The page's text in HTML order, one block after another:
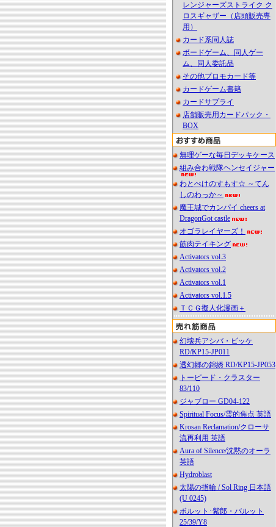
レンジャーズストライク ク
ロスギャザー（店頭販売専
用）
カード系同人誌
ボードゲーム、同人ゲー
ム、同人委託品
その他プロモカード等
カードゲーム書籍
カードサプライ
店舗販売用カードパック・
BOX
無理ゲーな毎日デッキケース
組み合わ戦隊ヘンセイジャー
わとぺけのすもす☆ ～てん
しのわっか～
魔王城でカンパイ cheers at
DragonGot castle
オゴラレイヤーズ！
筋肉テイキング
Activators vol.3
Activators vol.2
Activators vol.1
Activators vol.1.5
ＴＣＧ擬人化漫画＋
幻壊兵アシバ・ビッケ
RD/KP15-JP011
透幻郷の錦綉 RD/KP15-JP053
トーピード・クラスター
83/110
ジャブロー GD04-122
Spiritual Focus/霊的焦点 英語
Krosan Reclamation/クローサ
流再利用 英語
Aura of Silence/沈黙のオーラ
英語
Hydroblast
太陽の指輪 / Sol Ring 日本語
(U 0245)
ボルット･紫郎・バルット
25/39/Y8